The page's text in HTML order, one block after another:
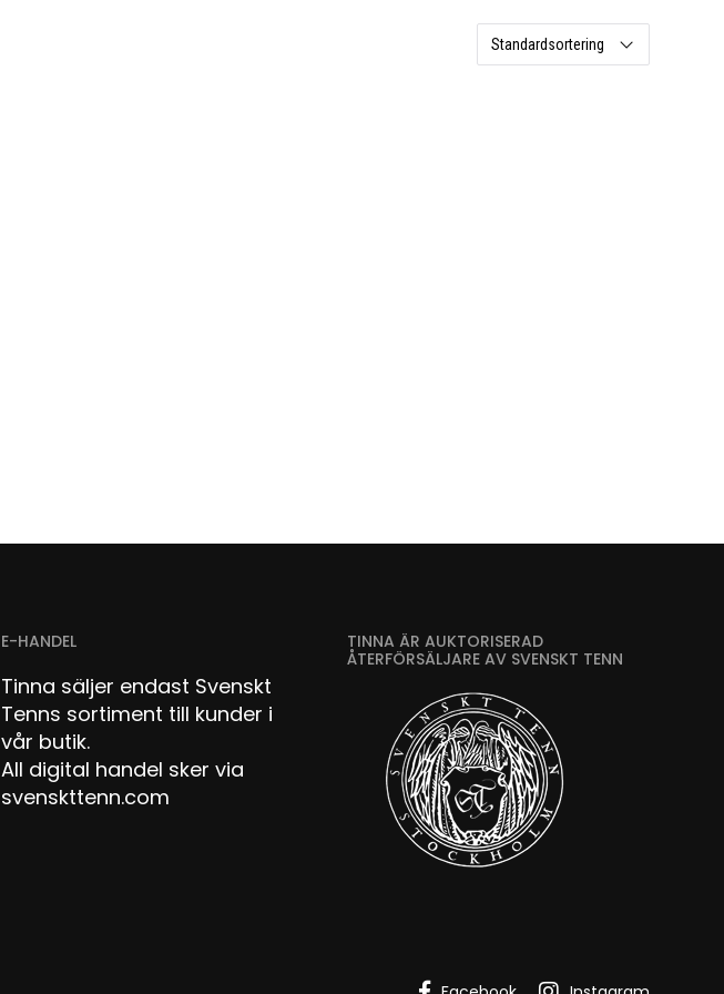
E-HANDEL
Tinna säljer endast Svenskt
Tenns sortiment till kunder i
vår butik.
All digital handel sker via
svenskttenn.com
TINNA ÄR AUKTORISERAD
ÅTERFÖRSÄLJARE AV SVENSKT TENN